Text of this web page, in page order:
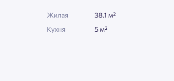
Жилая
38.1 м²
Кухня
5 м²